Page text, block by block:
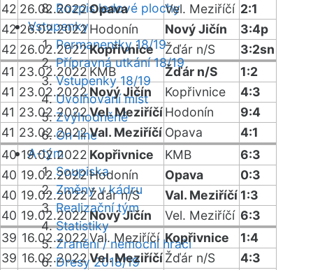
Rozpis ledové plochy
Vstupenky
Permanentky 18/19
Přípravná utkání 18/19
Vstupenky 18/19
Uvolňování míst
Zvýhodněné
On-line
A-tým
Soupiska
Změny v kádru
Realizační tým
Statistiky
Zranění / nemocní hráči
Dresy 2018/19
42 26.02.2022Opava Vel. Meziříčí 2:1
42 26.02.2022Hodonín Nový Jičín
3:4p
42 26.02.2022Kopřivnice Žďár n/S
3:2sn
41 23.02.2022KMB Žďár n/S
1:2
41 23.02.2022Nový Jičín Kopřivnice
4:3
41 23.02.2022Vel. MeziříčíHodonín
9:4
41 23.02.2022Val. Meziříčí Opava
4:1
40 19.02.2022 Kopřivnice KMB
6:3
40 19.02.2022Hodonín Opava
0:3
40 19.02.2022Žďár n/S Val. Meziříčí 1:3
40 19.02.2022Nový Jičín Vel. Meziříčí 6:3
39 16.02.2022Val. Meziříčí Kopřivnice
1:4
39 16.02.2022Vel. MeziříčíŽďár n/S
4:3